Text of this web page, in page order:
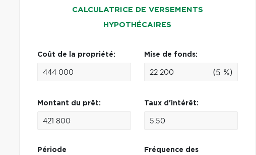
CALCULATRICE DE VERSEMENTS
HYPOTHÉCAIRES
Coût de la propriété: Mise de fonds:
(5 %)
Montant du prêt: Taux d'intérêt:
Période
Fréquence des